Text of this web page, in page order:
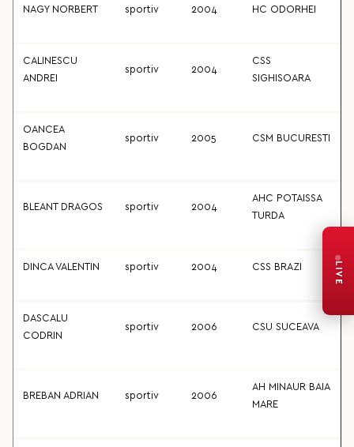
NAGY NORBERT sportiv 2004 HC ODORHEI
CALINESCU
ANDREI
sportiv 2004
CSS
SIGHISOARA
OANCEA
BOGDAN
sportiv 2005 CSM BUCURESTI
BLEANT DRAGOS sportiv 2004
AHC POTAISSA
TURDA
DINCA VALENTIN sportiv 2004 CSS BRAZI
DASCALU
CODRIN
sportiv 2006 CSU SUCEAVA
BREBAN ADRIAN sportiv 2006
AH MINAUR BAIA
MARE
LIVE